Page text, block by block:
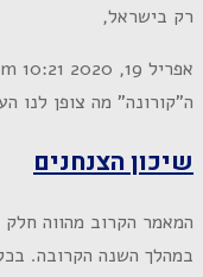
רק בישראל,
אפריל 19, 2020
10:21 am
ה"קורונה" מה צופן לנו
שיכון הצנחנים
המאמר הקרוב מהווה
במהלך השנה הקרובה.